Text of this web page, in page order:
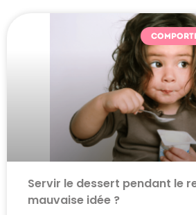
Servir le dessert pendant le
mauvaise idée ?